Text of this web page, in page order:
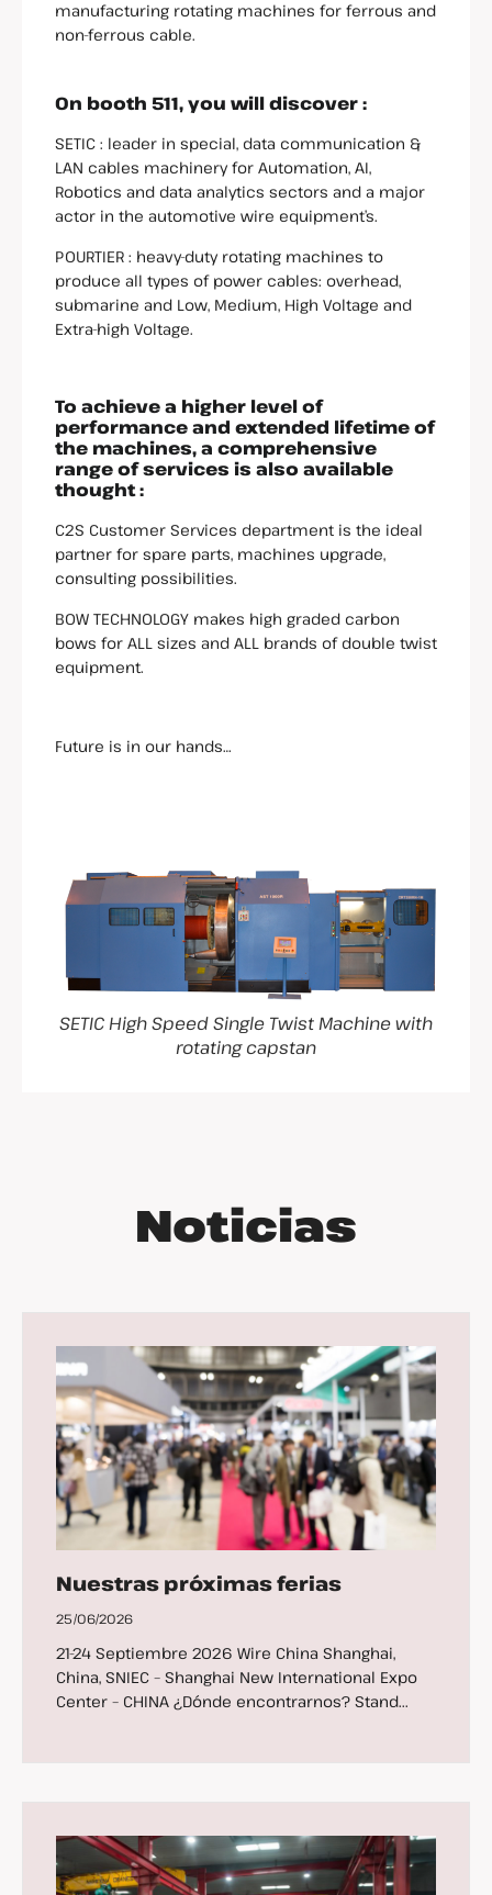
manufacturing rotating machines for ferrous and
non-ferrous cable.
On booth 511, you will discover :
SETIC : leader in special, data communication &
LAN cables machinery for Automation, AI,
Robotics and data analytics sectors and a major
actor in the automotive wire equipment’s.
POURTIER : heavy-duty rotating machines to
produce all types of power cables: overhead,
submarine and Low, Medium, High Voltage and
Extra-high Voltage.
To achieve a higher level of
performance and extended lifetime of
the machines, a comprehensive
range of services is also available
thought :
C2S Customer Services department is the ideal
partner for spare parts, machines upgrade,
consulting possibilities.
BOW TECHNOLOGY makes high graded carbon
bows for ALL sizes and ALL brands of double twist
equipment.
Future is in our hands…
SETIC High Speed Single Twist Machine with
rotating capstan
Noticias
Nuestras próximas ferias
25/06/2026
21-24 Septiembre 2026 Wire China Shanghai,
China, SNIEC – Shanghai New International Expo
Center – CHINA ¿Dónde encontrarnos? Stand...